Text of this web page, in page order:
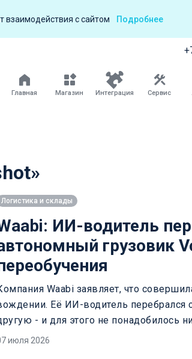
с сайтом Подробнее
Главная Магазин Интеграция Сервис
Логистика и склады
ИИ-водитель
грузовик
Waabi заявляет, что
Её ИИ-водитель перебрался
- и для этого не понадобилось
июля 2026